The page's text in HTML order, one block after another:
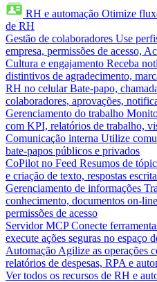
RH e automação Otimize
de RH
Gestão de colaboradores Use
empresa, permissões de acesso,
Cultura e engajamento Receba
distintivos de agradecimento,
RH no celular Bate-papo,
colaboradores, aprovações,
Gerenciamento do trabalho
com KPI, relatórios de trabalho,
Comunicação interna Utilize
bate-papos públicos e privados
CoPilot no Feed Resumos de
e criação de texto, respostas
Gerenciamento de informações
conhecimento, documentos on-
permissões de acesso
Servidor MCP Conecte
execute ações seguras no espaço
Automação Agilize as operações
relatórios de despesas, RPA e
Ver todos os recursos de RH e